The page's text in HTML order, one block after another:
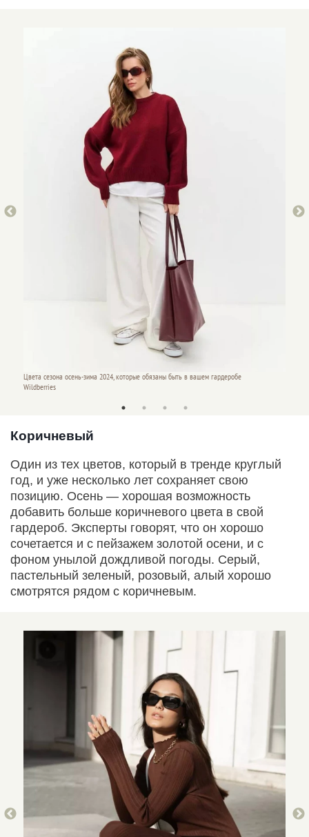
Цвета сезона осень-зима 2024, которые обязаны быть в вашем гардеробе
Wildberries
Коричневый
Один из тех цветов, который в тренде круглый
год, и уже несколько лет сохраняет свою
позицию. Осень — хорошая возможность
добавить больше коричневого цвета в свой
гардероб. Эксперты говорят, что он хорошо
сочетается и с пейзажем золотой осени, и с
фоном унылой дождливой погоды. Серый,
пастельный зеленый, розовый, алый хорошо
смотрятся рядом с коричневым.